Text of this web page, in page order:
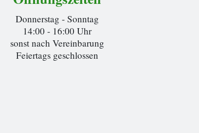
Donnerstag - Sonntag
14:00 - 16:00 Uhr
sonst nach Vereinbarung
Feiertags geschlossen